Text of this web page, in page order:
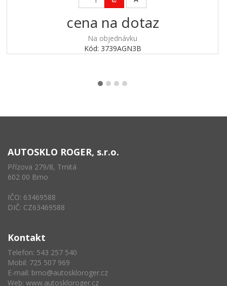
cena na dotaz
Na objednávku
Kód: 3739AGN3B
AUTOSKLO ROGER, s.r.o.
Přízova 279/8, Trnitá
602 00 Brno
IČO: 63469588
DIČ: CZ63469588
Kontakt
Telefon: 543 257 540
Mobil: 725 507 969
E-mail: brno@autoskloroger.cz
Web: www.autoskloroger.cz